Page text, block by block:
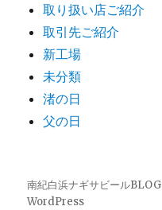
取り扱い店ご紹介
取引先ご紹介
新工場
未分類
渚の日
父の日
南紀白浜ナギサビールBLOG
WordPress